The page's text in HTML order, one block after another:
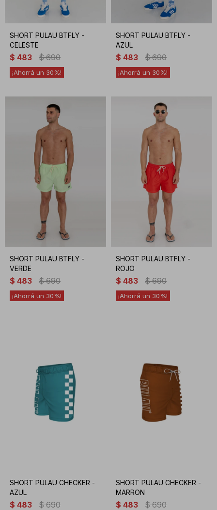
SHORT PULAU BTFLY -
CELESTE
$ 483 $ 690
30
SHORT PULAU BTFLY -
AZUL
$ 483 $ 690
30
SHORT PULAU BTFLY -
VERDE
$ 483 $ 690
30
SHORT PULAU BTFLY -
ROJO
$ 483 $ 690
30
SHORT PULAU CHECKER -
AZUL
$ 483 $ 690
SHORT PULAU CHECKER -
MARRON
$ 483 $ 690